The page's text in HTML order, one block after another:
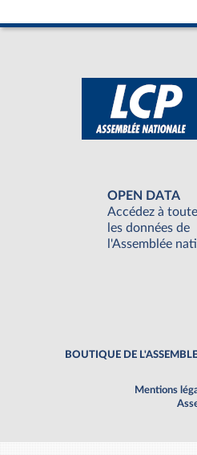
OPEN DATA
Accédez à
les données de
l'Assemblée
BOUTIQUE DE
Mentions